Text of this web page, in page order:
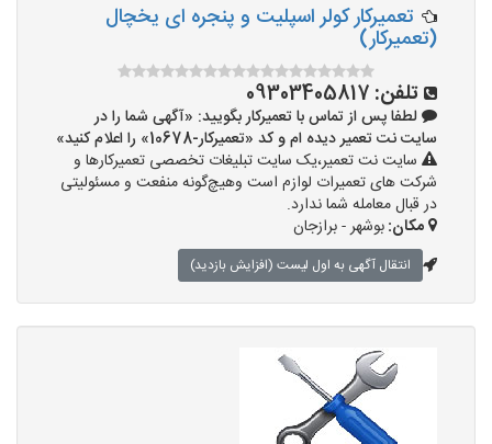
تعمیرکار کولر اسپلیت و پنجره ای یخچال
(تعمیرکار)
تلفن: 09303405817
لطفا پس از تماس با تعمیرکار بگویید: «آگهی شما را در
سایت نت تعمیر دیده ام و کد «تعمیرکار-10678» را اعلام کنید»
سایت نت تعمیر،یک سایت تبلیغات تخصصی تعمیرکارها و
شرکت های تعمیرات لوازم است وهیچ‌گونه منفعت و مسئولیتی
در قبال معامله شما ندارد.
مکان:بوشهر - برازجان
انتقال آگهی به اول لیست (افزایش بازدید)